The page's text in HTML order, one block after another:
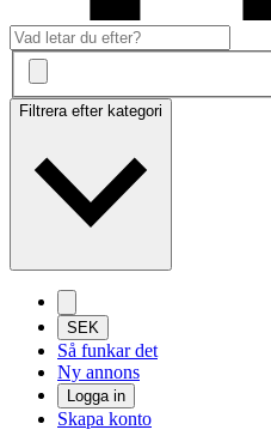
Filtrera efter kategori
SEK
Så funkar det
Ny annons
Logga in
Skapa konto